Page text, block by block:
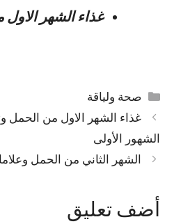
غذاء الشهر
التصنيفات
صحة ولياقة
غذاء الشهر الاول من الحمل
الشهور الأولى
الشهر الثاني من الحمل
أضف تعليق